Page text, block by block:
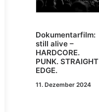
Dokumentarfilm:
still alive –
HARDCORE.
PUNK. STRAIGHT
EDGE.
11. Dezember 2024